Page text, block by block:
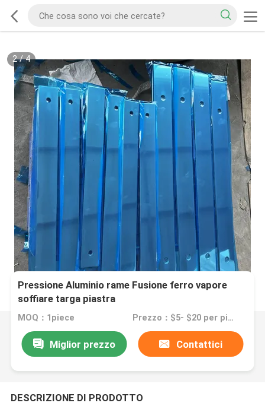
2/4
Pressione Aluminio rame Fusione ferro vapore
soffiare targa piastra
MOQ：1piece Prezzo：$5- $20 per piece
Miglior prezzo Contattici
DESCRIZIONE DI PRODOTTO